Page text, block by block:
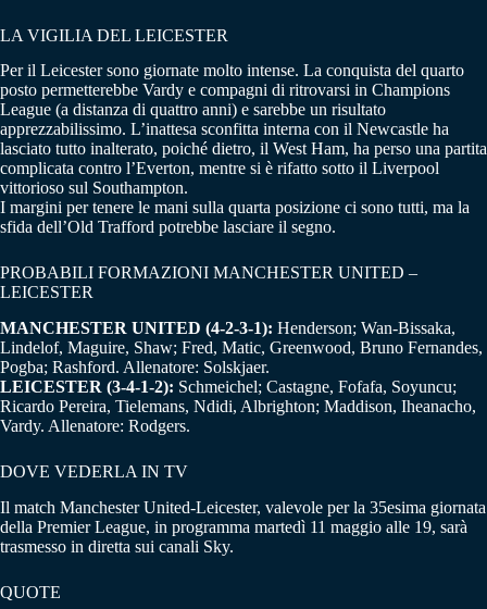
LA VIGILIA DEL LEICESTER
Per il Leicester sono giornate molto intense. La conquista del quarto
posto permetterebbe Vardy e compagni di ritrovarsi in Champions
League (a distanza di quattro anni) e sarebbe un risultato
apprezzabilissimo. L’inattesa sconfitta interna con il Newcastle ha
lasciato tutto inalterato, poiché dietro, il West Ham, ha perso una partita
complicata contro l’Everton, mentre si è rifatto sotto il Liverpool
vittorioso sul Southampton.
I margini per tenere le mani sulla quarta posizione ci sono tutti, ma la
sfida dell’Old Trafford potrebbe lasciare il segno.
PROBABILI FORMAZIONI MANCHESTER UNITED –
LEICESTER
MANCHESTER UNITED (4-2-3-1): Henderson; Wan-Bissaka,
Lindelof, Maguire, Shaw; Fred, Matic, Greenwood, Bruno Fernandes,
Pogba; Rashford. Allenatore: Solskjaer.
LEICESTER (3-4-1-2): Schmeichel; Castagne, Fofafa, Soyuncu;
Ricardo Pereira, Tielemans, Ndidi, Albrighton; Maddison, Iheanacho,
Vardy. Allenatore: Rodgers.
DOVE VEDERLA IN TV
Il match Manchester United-Leicester, valevole per la 35esima giornata
della Premier League, in programma martedì 11 maggio alle 19, sarà
trasmesso in diretta sui canali Sky.
QUOTE